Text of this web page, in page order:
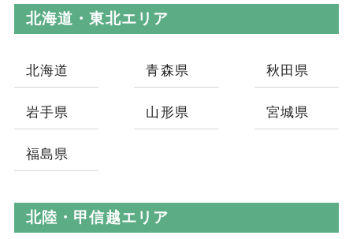
北海道・東北エリア
北海道 青森県 秋田県
岩手県 山形県 宮城県
福島県
北陸・甲信越エリア